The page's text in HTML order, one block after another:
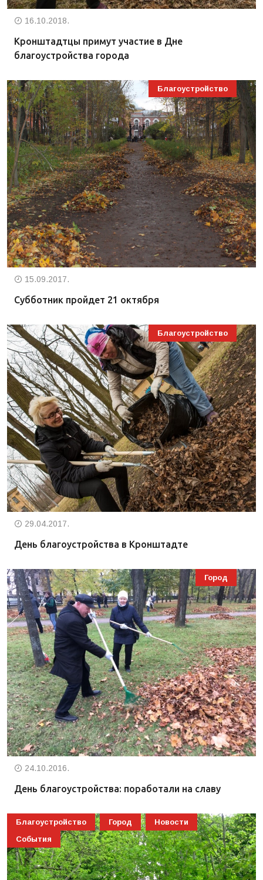
16.10.2018.
Кронштадтцы примут участие в Дне
благоустройства города
Благоустройство
15.09.2017.
Субботник пройдет 21 октября
Благоустройство
29.04.2017.
День благоустройства в Кронштадте
Город
24.10.2016.
День благоустройства: поработали на славу
Благоустройство Город
Новости
События